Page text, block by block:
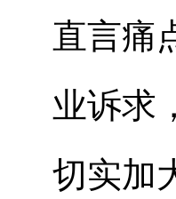
直言痛
业诉求
切实加